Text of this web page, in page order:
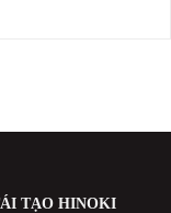
TẠO HINOKI